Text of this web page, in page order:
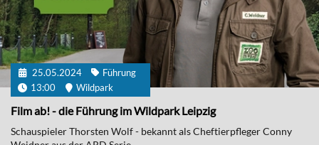
25.05.2024
Führung
13:00
Wildpark
Film ab! - die Führung im Wildpark Leipzig
Schauspieler Thorsten Wolf - bekannt als Cheftierpfleger Conny